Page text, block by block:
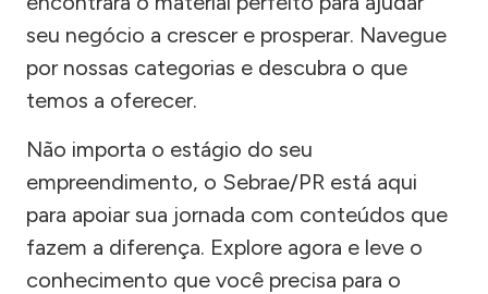
seu negócio a crescer e prosperar. Navegue
por nossas categorias e descubra o que
temos a oferecer.
Não importa o estágio do seu
empreendimento, o Sebrae/PR está aqui
para apoiar sua jornada com conteúdos que
fazem a diferença. Explore agora e leve o
conhecimento que você precisa para o